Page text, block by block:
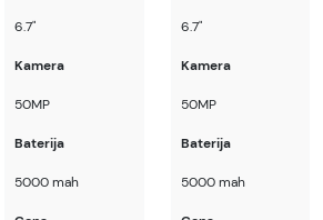
6.7"
Kamera
50MP
Baterija
5000 mah
6.7"
Kamera
50MP
Baterija
5000 mah